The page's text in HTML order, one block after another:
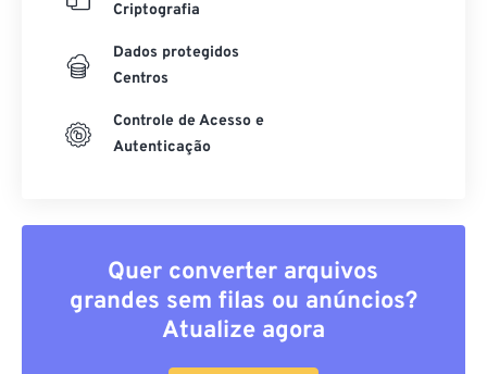
Criptografia
Dados protegidos
Centros
Controle de Acesso e
Autenticação
Quer converter arquivos
grandes sem filas ou anúncios?
Atualize agora